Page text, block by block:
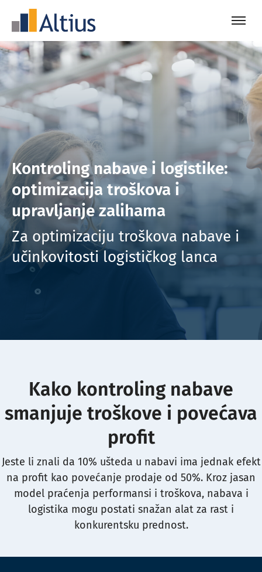
Kontroling nabave i logistike:
optimizacija troškova i
upravljanje zalihama
Za optimizaciju troškova nabave i
učinkovitosti logističkog lanca
Kako kontroling nabave
smanjuje troškove i povećava
profit
Jeste li znali da 10% ušteda u nabavi ima jednak efekt
na profit kao povećanje prodaje od 50%. Kroz jasan
model praćenja performansi i troškova, nabava i
logistika mogu postati snažan alat za rast i
konkurentsku prednost.